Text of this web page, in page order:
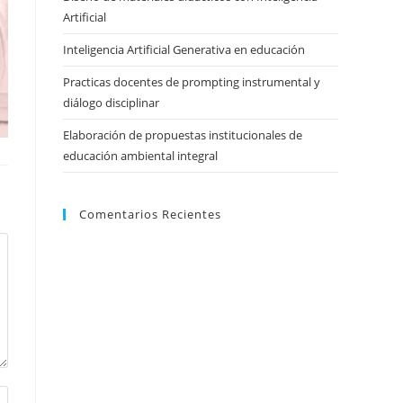
Artificial
Inteligencia Artificial Generativa en educación
Practicas docentes de prompting instrumental y
diálogo disciplinar
Elaboración de propuestas institucionales de
educación ambiental integral
Comentarios Recientes